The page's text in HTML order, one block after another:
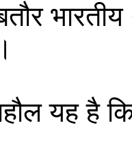
भारतीय
यह है